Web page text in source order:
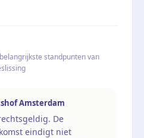
standpunten van
Amsterdam
De
eindigt niet